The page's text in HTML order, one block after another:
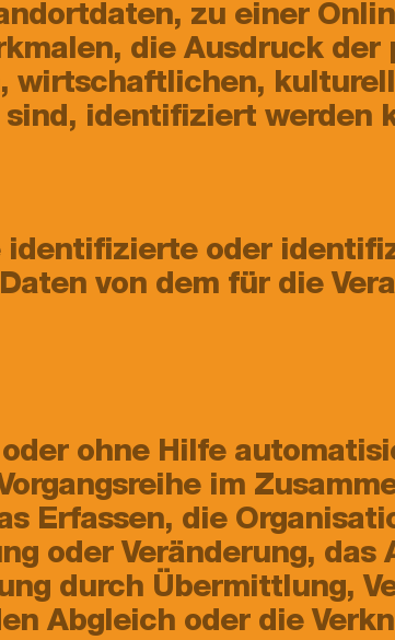
zu einer
die Ausdruck
wirtschaftlichen,
identifiziert werden
identifizierte oder
von dem für die
ohne Hilfe
im
Erfassen, die
oder Veränderung, das
durch Übermittlung,
Abgleich oder die